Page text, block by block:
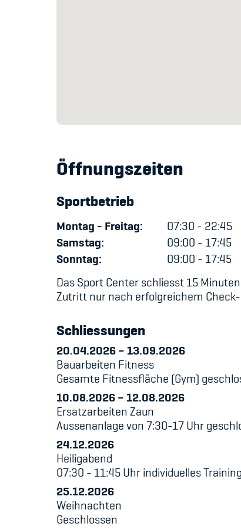
Öffnungszeiten
Sportbetrieb
Montag - Freitag:
07:30 - 22:45
Samstag:
09:00 - 17:45
Sonntag:
09:00 - 17:45
Das Sport Center schliesst 15
Zutritt nur nach erfolgreichem
Schliessungen
20.04.2026–13.09.2026
Bauarbeiten Fitness
Gesamte Fitnessfläche (Gym)
10.08.2026–12.08.2026
Ersatzarbeiten Zaun
Aussenanlage von 7:30-17 Uhr
24.12.2026
Heiligabend
07:30 - 11:45 Uhr individuelles
25.12.2026
Weihnachten
Geschlossen